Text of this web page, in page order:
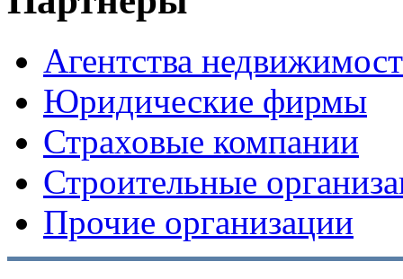
Агентства
Юридические фирмы
Страховые компании
Строительные
Прочие организации